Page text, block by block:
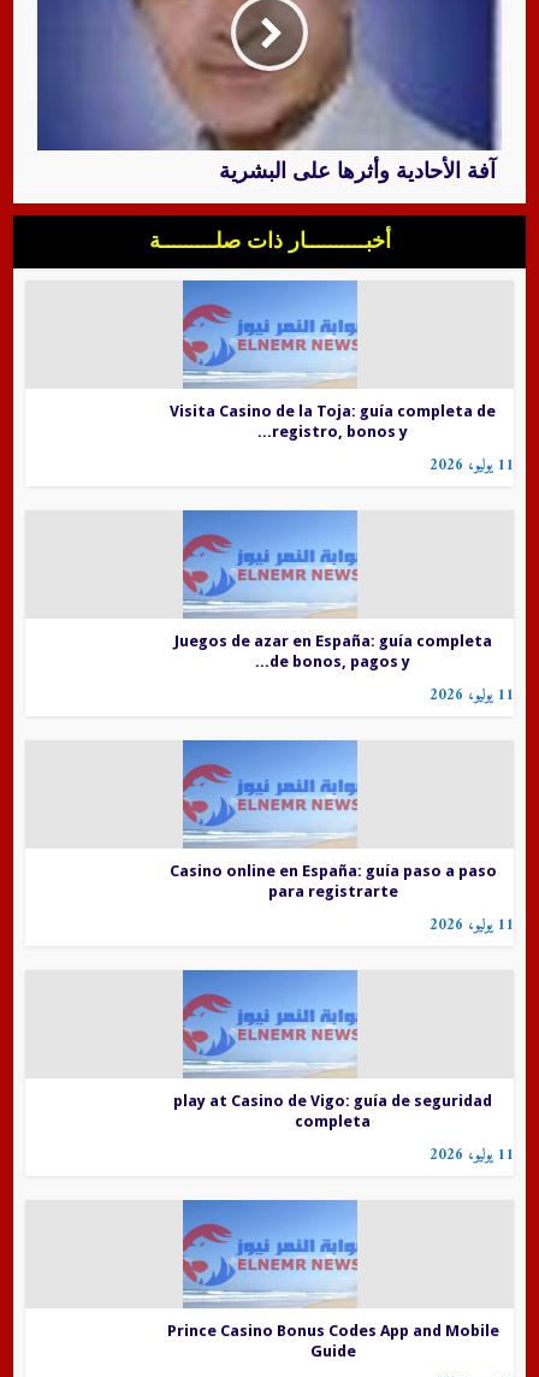
آفة الأحادية وأثرها على البشرية
أخبــــــــــار ذات صلـــــــــة
Visita Casino de la Toja: guía completa de
registro, bonos y...
11 يوليو، 2026
Juegos de azar en España: guía completa
de bonos, pagos y...
11 يوليو، 2026
Casino online en España: guía paso a paso
para registrarte
11 يوليو، 2026
play at Casino de Vigo: guía de seguridad
completa
11 يوليو، 2026
Prince Casino Bonus Codes App and Mobile
Guide